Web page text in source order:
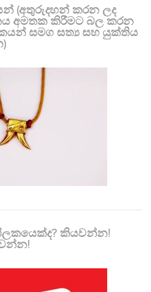
(අතුරුදහන් කරන ලද
අමතක කිරීමට බල කරන
සමග සත්‍ය සහ යුක්තිය
කියවන්න!